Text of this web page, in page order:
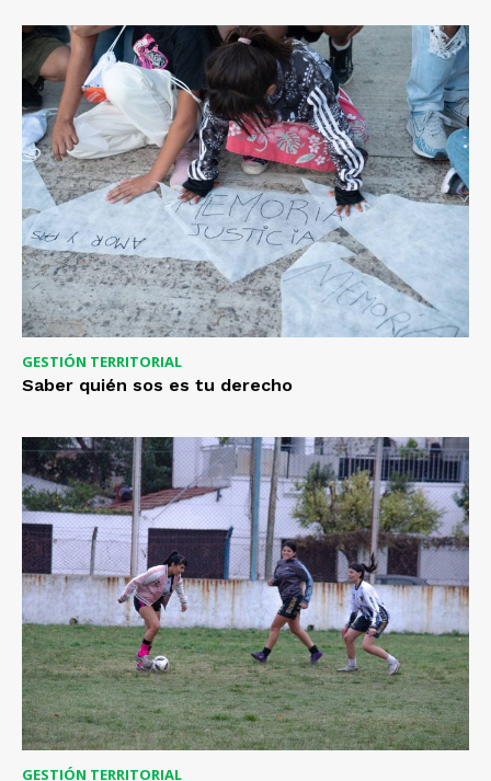
GESTIÓN TERRITORIAL
Saber quién sos es tu derecho
GESTIÓN TERRITORIAL